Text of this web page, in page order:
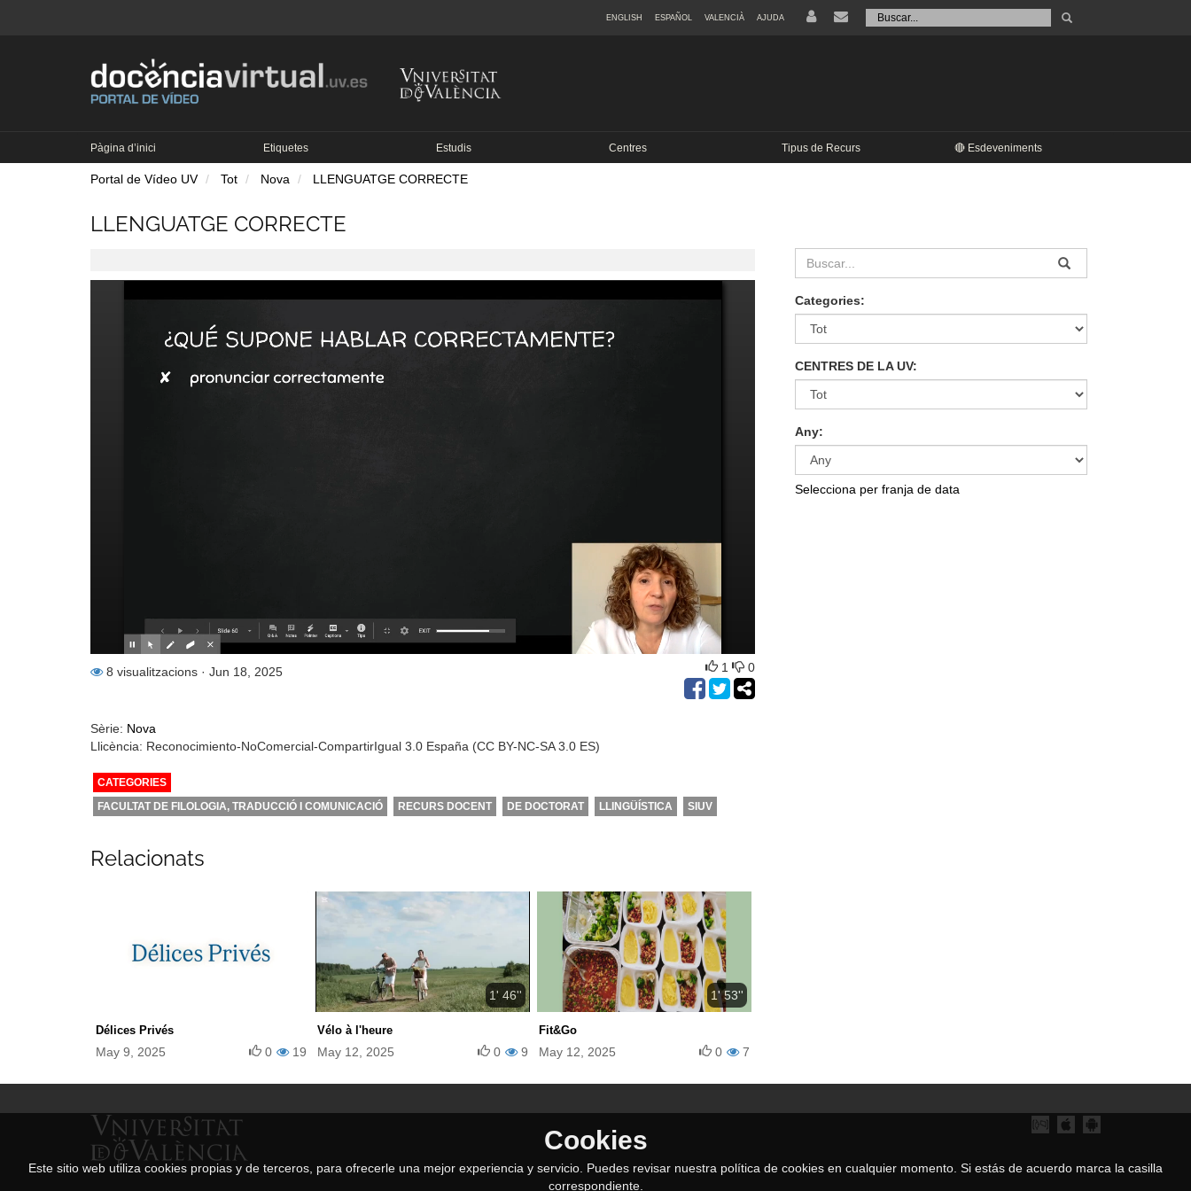
Buscar
Tramet
ENGLISH ESPAÑOL VALENCIÀ AJUDA
Pàgina d’inici Etiquetes Estudis Centres Tipus de Recurs 🔴 Esdeveniments
Portal de Vídeo UV Tot Nova LLENGUATGE CORRECTE
LLENGUATGE CORRECTE
8 visualitzacions · Jun 18, 2025 1 0
Sèrie: Nova
Llicència: Reconocimiento-NoComercial-CompartirIgual 3.0 España (CC BY-NC-SA 3.0 ES)
CATEGORIES
FACULTAT DE FILOLOGIA, TRADUCCIÓ I COMUNICACIÓ
RECURS DOCENT DE DOCTORAT LLINGÜÍSTICA SIUV
Relacionats
Délices Privés
May 9, 2025 19
0
1' 46''
Vélo à l'heure
May 12, 2025 9
0
1' 53''
Fit&Go
May 12, 2025 7
0
Categories:
CENTRES DE LA UV:
Any:
Selecciona per franja de data
Cookies
Este sitio web utiliza cookies propias y de terceros, para ofrecerle una mejor experiencia y servicio. Puedes revisar nuestra política de cookies en cualquier momento. Si estás de acuerdo marca la casilla
correspondiente.